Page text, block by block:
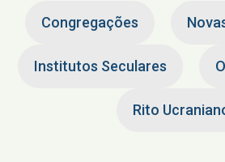
Congregações
Institutos Seculares
Rito